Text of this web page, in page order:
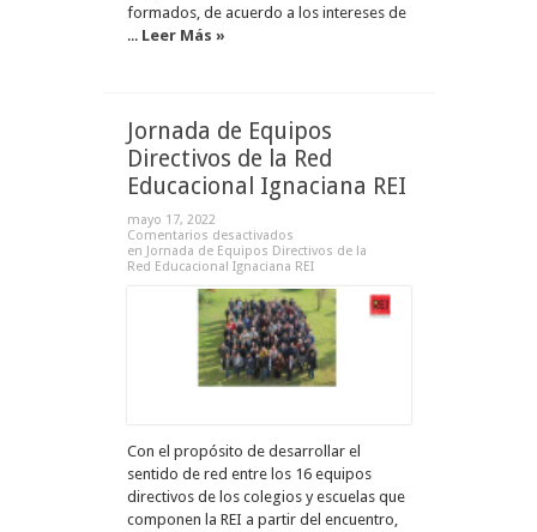
formados, de acuerdo a los intereses de
... Leer Más »
Jornada de Equipos
Directivos de la Red
Educacional Ignaciana REI
mayo 17, 2022
Comentarios desactivados
en Jornada de Equipos Directivos de la
Red Educacional Ignaciana REI
Con el propósito de desarrollar el
sentido de red entre los 16 equipos
directivos de los colegios y escuelas que
componen la REI a partir del encuentro,